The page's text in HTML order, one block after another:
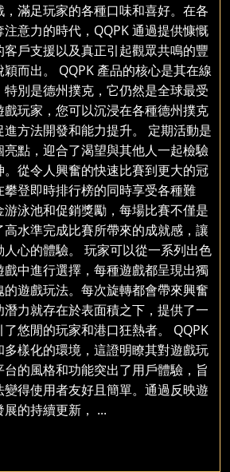
滿足玩家的各種口味和喜好。在各
意力的時代，QQPK 通過提供慷慨
戶支援以及真正引起觀眾共鳴的豐
而出。 QQPK 產品的核心是其在線
別是德州撲克，它仍然是全球最受
玩家，您可以沉浸在各種德州撲克
方法開發和能力提升。 定期活動是
亮點，迎合了渴望與其他人一起檢驗
。從令人興奮的快速比賽到更大的冠
登即時排行榜的同時享受各種難
泳池和促銷獎勵，每場比賽不僅是
水準完成比賽所帶來的成就感，讓
心的體驗。 玩家可以從一系列出色
中進行選擇，每種遊戲都呈現出獨
遊戲玩法。每次旋轉都會帶來興奮
力就存在於表面積之下，提供了一
悠閒的玩家和港口狂熱者。 QQPK
樣化的環境，這證明瞭其對遊戲玩
的風格和功能突出了用戶體驗，旨
得使用者友好且簡單。通過反映遊
的持續更新， ...